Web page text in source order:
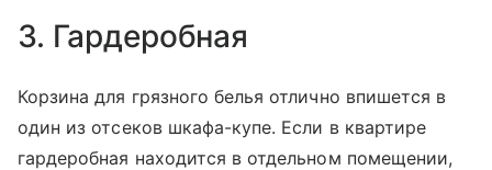
3. Гардеробная
Корзина для грязного белья отлично впишется в
один из отсеков шкафа-купе. Если в квартире
гардеробная находится в отдельном помещении,